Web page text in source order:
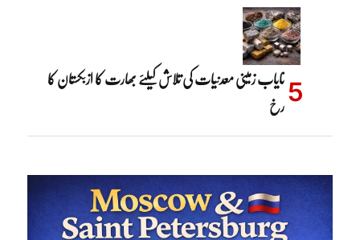
نایاب زمینی معدنیات کی تلاش کیلئے بھارت کا ازبکستان کا
رخ